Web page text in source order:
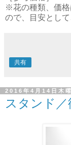
※花の種類、価格
ので、目安として
共有
2016年4月14日木曜
スタンド／